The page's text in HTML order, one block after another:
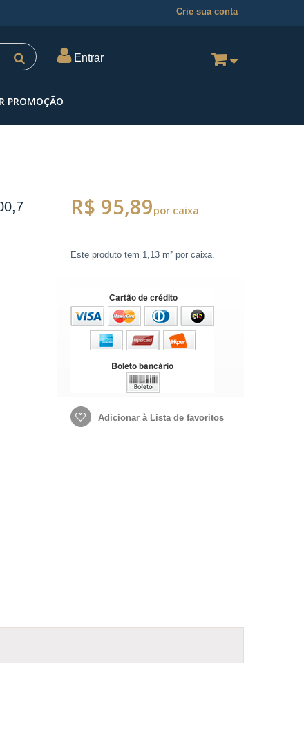
Crie sua conta
Entrar
PROMOÇÃO
R$ 95,89por caixa
Este produto tem 1,13 m²por caixa.
Adicionar à Lista de favoritos